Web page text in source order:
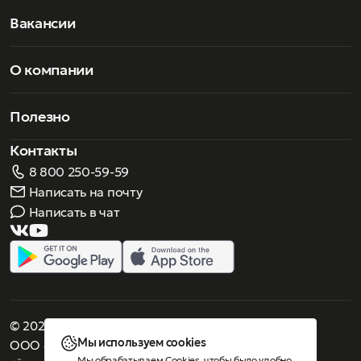
символ современной роскоши. Аксессуары Gucci быстро
Вакансии
О компании
Полезно
Контакты
8 800 250-59-59
Написать на почту
Написать в чат
© 2026 Роскошное зрение. Все права защищены
ООО «Люнеттес-оптика»
Мы используем cookies